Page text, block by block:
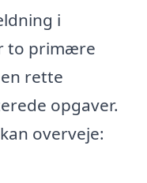
i
to primære
rette
opgaver.
overveje: